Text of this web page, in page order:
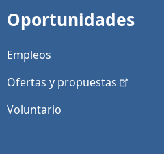
Oportunidades
Empleos
Ofertas y propuestas
Voluntario